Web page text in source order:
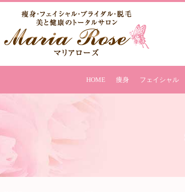
HOME 痩身 フェイシャル